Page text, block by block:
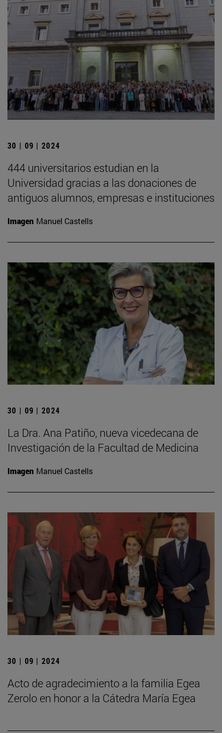
30 | 09 | 2024
444 universitarios estudian en la
Universidad gracias a las donaciones de
antiguos alumnos, empresas e instituciones
Imagen Manuel Castells
30 | 09 | 2024
La Dra. Ana Patiño, nueva vicedecana de
Investigación de la Facultad de Medicina
Imagen Manuel Castells
30 | 09 | 2024
Acto de agradecimiento a la familia Egea
Zerolo en honor a la Cátedra María Egea